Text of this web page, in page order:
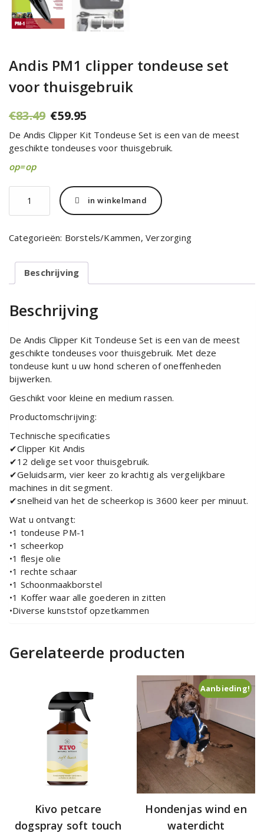
Andis PM1 clipper tondeuse set
voor thuisgebruik
€83.49 Oorspronkelijke
prijs
was:
€83.49.
€59.95
prijs
is:
€59.95.
De Andis Clipper Kit Tondeuse Set is een van de meest
geschikte tondeuses voor thuisgebruik.
op=op
Andis
clipper
set
thuisgebruik
aantal
in winkelmand
Categorieën: Borstels/Kammen,Verzorging
Beschrijving
Beschrijving
De Andis Clipper Kit Tondeuse Set is een van de meest
geschikte tondeuses voor thuisgebruik. Met deze
tondeuse kunt u uw hond scheren of oneffenheden
bijwerken.
Geschikt voor kleine en medium rassen.
Productomschrijving:
Technische specificaties
✔Clipper Kit Andis
✔12 delige set voor thuisgebruik.
✔Geluidsarm, vier keer zo krachtig als vergelijkbare
machines in dit segment.
✔snelheid van het de scheerkop is 3600 keer per minuut.
Wat u ontvangt:
•1 tondeuse PM-1
•1 scheerkop
•1 flesje olie
•1 rechte schaar
•1 Schoonmaakborstel
•1 Koffer waar alle goederen in zitten
•Diverse kunststof opzetkammen
Gerelateerde producten
Kivo petcare
dogspray soft touch
Aanbieding!
Hondenjas wind en
waterdicht